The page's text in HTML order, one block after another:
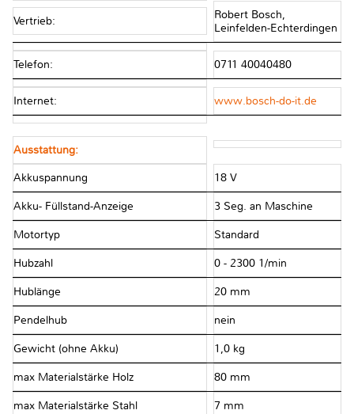
Vertrieb:
Robert Bosch,
Leinfelden-Echterdingen
Telefon: 0711 40040480
Internet: www.bosch-do-it.de
Ausstattung:
Akkuspannung 18 V
Akku- Füllstand-Anzeige 3 Seg. an Maschine
Motortyp Standard
Hubzahl 0 - 2300 1/min
Hublänge 20 mm
Pendelhub nein
Gewicht (ohne Akku) 1,0 kg
max Materialstärke Holz 80 mm
max Materialstärke Stahl 7 mm